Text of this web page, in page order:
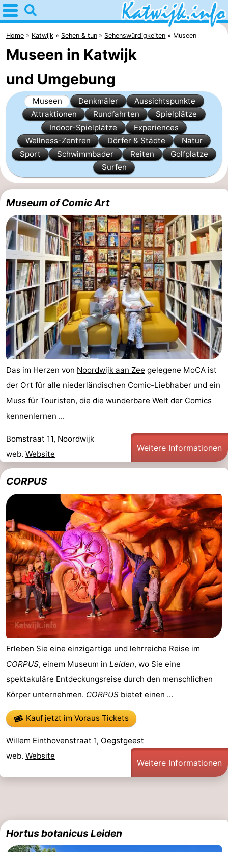
Home
Katwijk
Tipps
Für
kindern
Übernachten
Appartements
Campingplätze
Ferienhäuser
De
Noordduinen
-
Duinrell
Hotels
Lastminutes
Strand
Sehen
&
tun
-
Museen
-
Aussichtspunkte
Attraktionen
Spielplätze
-
Indoor-
Spielplätze
Experiences
Wellness-
Zentren
Dörfer
&
Städte
Natur
Sport
Schwimmbader
Radfahren
-
Wandern
-
Reiten
-
Golfplatze
-
Surfen
-
Forum
Home Katwijk Sehen & tun Sehenswürdigkeiten Museen
Museen in Katwijk
und Umgebung
Museen Denkmäler
Aussichtspunkte
Attraktionen
Rundfahrten
Spielplätze
Indoor-Spielplätze
Experiences
Wellness-Zentren
Dörfer & Städte
Natur
Sport
Schwimmbader Reiten
Golfplatze
Surfen
Museum of Comic Art
Das im Herzen von Noordwijk aan Zee gelegene MoCA ist
der Ort für alle niederländischen Comic-Liebhaber und ein
Muss für Touristen, die die wunderbare Welt der Comics
kennenlernen ...
Bomstraat 11, Noordwijk
web. Website
Weitere Informationen
CORPUS
Erleben Sie eine einzigartige und lehrreiche Reise im
CORPUS, einem Museum in Leiden, wo Sie eine
spektakuläre Entdeckungsreise durch den menschlichen
Körper unternehmen. CORPUS bietet einen ...
Kauf jetzt im Voraus Tickets
Willem Einthovenstraat 1, Oegstgeest
web. Website
Weitere Informationen
Hortus botanicus Leiden